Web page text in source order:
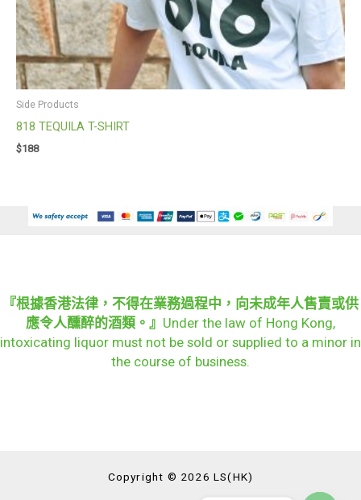
Side Products
818 TEQUILA T-SHIRT
$188
『根據香港法律，不得在業務過程中，向未成年人售賣或供
應令人醺醉的酒類。』 Under the law of Hong Kong,
intoxicating liquor must not be sold or supplied to a minor in
the course of business.
Copyright © 2026 LS(HK)